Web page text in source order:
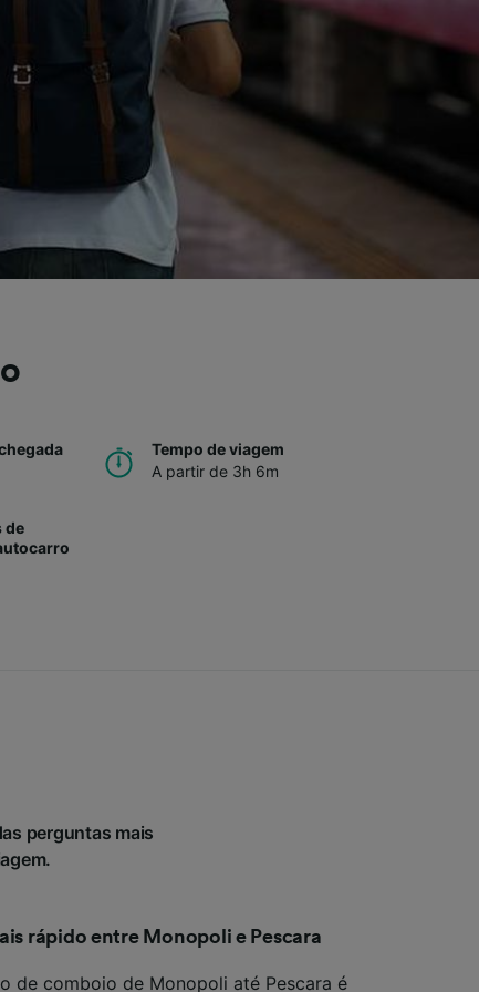
Tempo de viagem
A partir de 3h 6m
de
perguntas mais
rápido entre Monopoli e Pescara
de comboio de Monopoli até Pescara é